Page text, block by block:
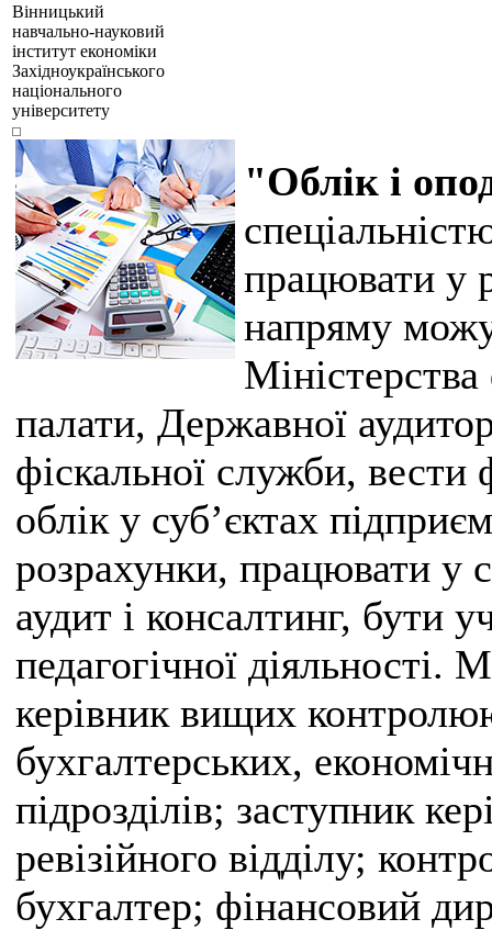
Вінницький
навчально-науковий
інститут економіки
Західноукраїнського
національного
університету
"Облік і
працювати у
напряму
палати, Державної
фіскальної служби, вести
облік у суб’єктах
розрахунки, працювати у
аудит і консалтинг, бути
педагогічної
керівник вищих
бухгалтерських,
підрозділів; заступник
ревізійного відділу;
бухгалтер; фінансовий